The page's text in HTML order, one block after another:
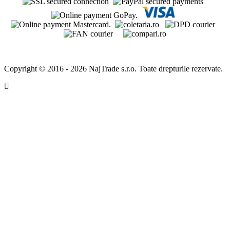
Copyright © 2016 - 2026 NajTrade s.r.o. Toate drepturile rezervate.